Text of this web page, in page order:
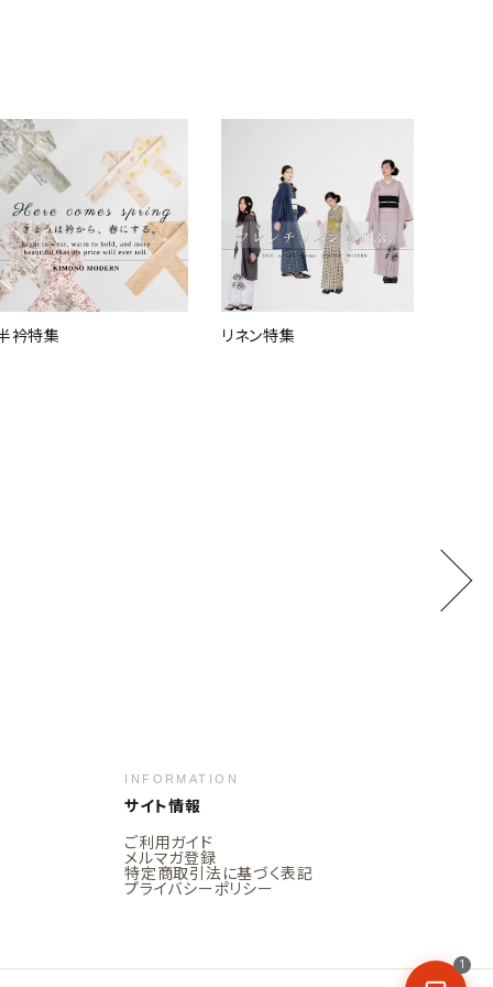
衿特集 リネン特集
INFORMATION
サイト情報
ご利用ガイド
メルマガ登録
特定商取引法に基づく表記
プライバシーポリシー
1